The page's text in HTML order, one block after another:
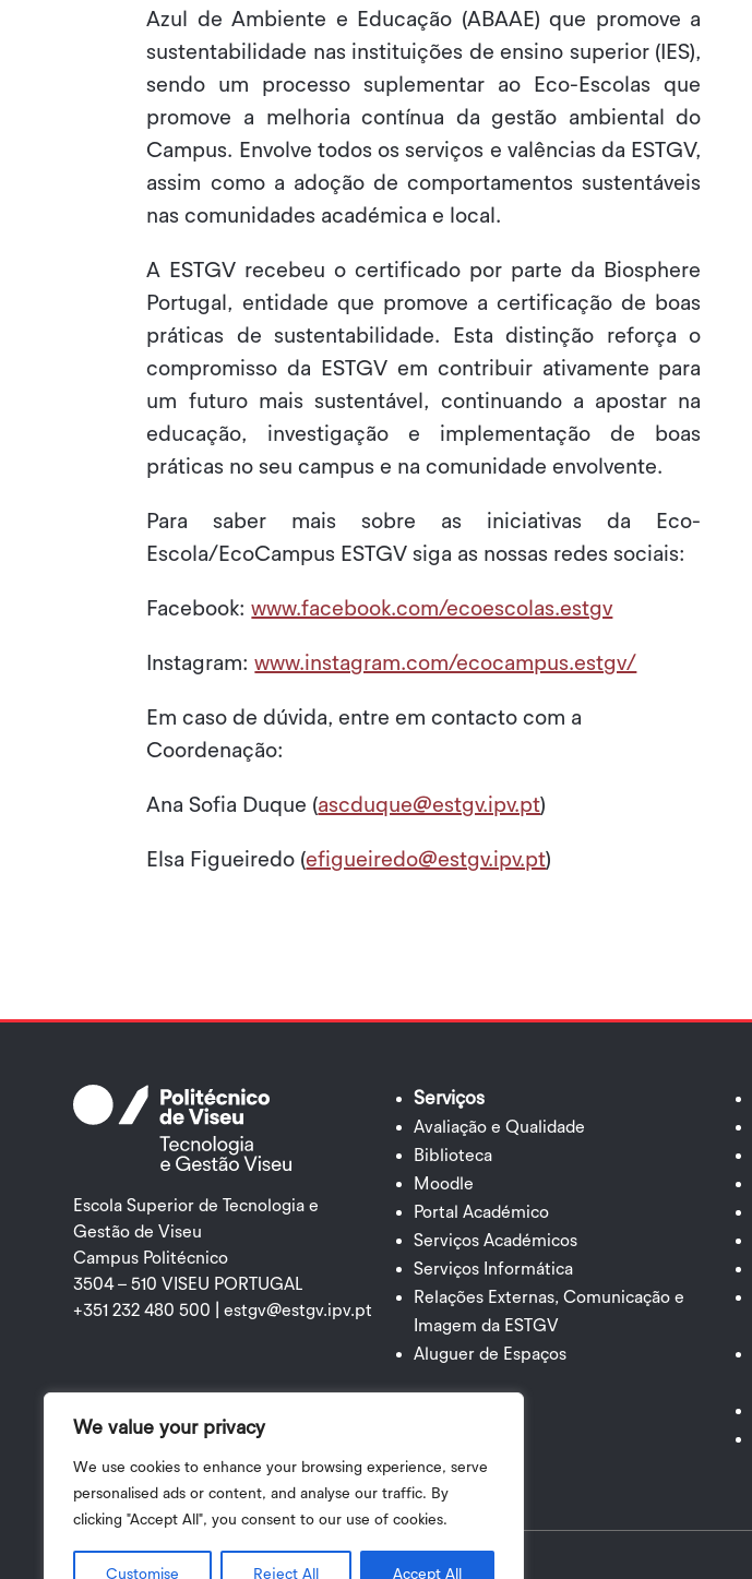
We value your privacy
We use cookies to enhance your browsing experience, serve
personalised ads or content, and analyse our traffic. By
clicking "Accept All", you consent to our use of cookies.
Customise Reject All Accept All
Azul de Ambiente e Educação (ABAAE) que promove a
sustentabilidade nas instituições de ensino superior (IES),
sendo um processo suplementar ao Eco-Escolas que
promove a melhoria contínua da gestão ambiental do
Campus. Envolve todos os serviços e valências da ESTGV,
assim como a adoção de comportamentos sustentáveis
nas comunidades académica e local.
A ESTGV recebeu o certificado por parte da Biosphere
Portugal, entidade que promove a certificação de boas
práticas de sustentabilidade. Esta distinção reforça o
compromisso da ESTGV em contribuir ativamente para
um futuro mais sustentável, continuando a apostar na
educação, investigação e implementação de boas
práticas no seu campus e na comunidade envolvente.
Para saber mais sobre as iniciativas da Eco-
Escola/EcoCampus ESTGV siga as nossas redes sociais:
Facebook:www.facebook.com/ecoescolas.estgv
Instagram:www.instagram.com/ecocampus.estgv/
Em caso de dúvida, entre em contacto com a
Coordenação:
Ana Sofia Duque (ascduque@estgv.ipv.pt)
Elsa Figueiredo (efigueiredo@estgv.ipv.pt)
Escola Superior de Tecnologia e
Gestão de Viseu
Campus Politécnico
3504 – 510 VISEU PORTUGAL
+351 232 480 500 |estgv@estgv.ipv.pt
Serviços
Avaliação e Qualidade
Biblioteca
Moodle
Portal Académico
Serviços Académicos
Serviços Informática
Relações Externas, Comunicação e
Imagem da ESTGV
Aluguer de Espaços